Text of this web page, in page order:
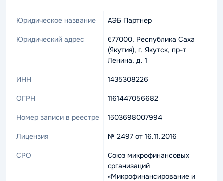
Юридическое название АЭБ Партнер
Юридический адрес
677000, Республика Саха
(Якутия), г. Якутск, пр-т
Ленина, д. 1
ИНН 1435308226
ОГРН 1161447056682
Номер записи в реестре 1603698007994
Лицензия № 2497 от 16.11.2016
СРО
Союз микрофинансовых
организаций
«Микрофинансирование и